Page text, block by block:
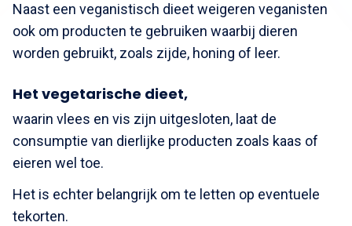
Naast een veganistisch dieet weigeren veganisten
ook om producten te gebruiken waarbij dieren
worden gebruikt, zoals zijde, honing of leer.
Het vegetarische dieet,
waarin vlees en vis zijn uitgesloten, laat de
consumptie van dierlijke producten zoals kaas of
eieren wel toe.
Het is echter belangrijk om te letten op eventuele
tekorten.